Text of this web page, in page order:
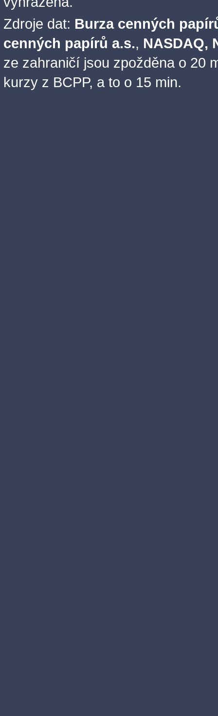
Zdroje dat: Burza cenných
cenných papírů a.s., NASDAQ,
ze zahraničí jsou zpožděna o 20
kurzy z BCPP, a to o 15 min.